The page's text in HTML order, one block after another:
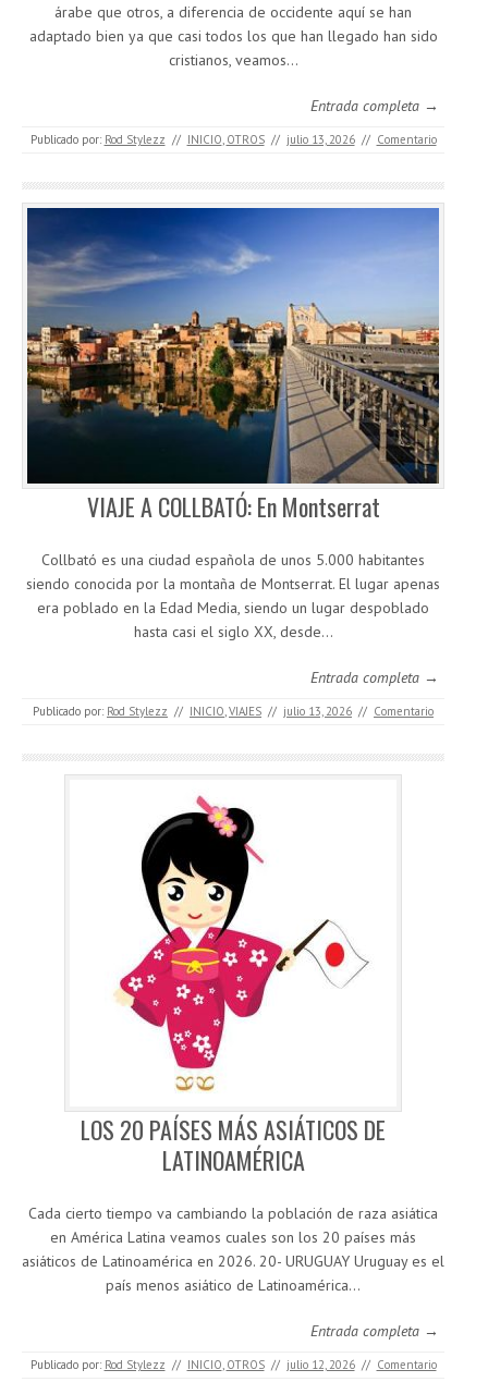
árabe que otros, a diferencia de occidente aquí se han
adaptado bien ya que casi todos los que han llegado han sido
cristianos, veamos…
Entrada completa →
Publicado por: Rod Stylezz // INICIO, OTROS // julio 13, 2026 // Comentario
VIAJE A COLLBATÓ: En Montserrat
Collbató es una ciudad española de unos 5.000 habitantes
siendo conocida por la montaña de Montserrat. El lugar apenas
era poblado en la Edad Media, siendo un lugar despoblado
hasta casi el siglo XX, desde…
Entrada completa →
Publicado por: Rod Stylezz // INICIO VIAJES // julio 13, 2026 // Comentario
LOS 20 PAÍSES MÁS ASIÁTICOS DE
LATINOAMÉRICA
Cada cierto tiempo va cambiando la población de raza asiática
en América Latina veamos cuales son los 20 países más
asiáticos de Latinoamérica en 2026. 20- URUGUAY Uruguay es el
país menos asiático de Latinoamérica…
Entrada completa →
Publicado por: Rod Stylezz // INICIO OTROS // julio 12, 2026 // Comentario